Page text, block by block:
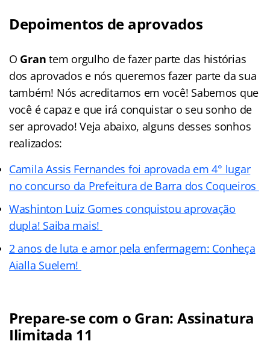
Depoimentos de aprovados
O Gran tem orgulho de fazer parte das histórias
dos aprovados e nós queremos fazer parte da sua
também! Nós acreditamos em você! Sabemos que
você é capaz e que irá conquistar o seu sonho de
ser aprovado! Veja abaixo, alguns desses sonhos
realizados:
Camila Assis Fernandes foi aprovada em 4° lugar
no concurso da Prefeitura de Barra dos Coqueiros
Washinton Luiz Gomes conquistou aprovação
dupla! Saiba mais!
2 anos de luta e amor pela enfermagem: Conheça
Aialla Suelem!
Prepare-se com o Gran: Assinatura
Ilimitada 11